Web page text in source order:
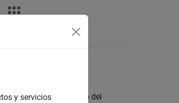
mejorar el rendimiento del
y servicios